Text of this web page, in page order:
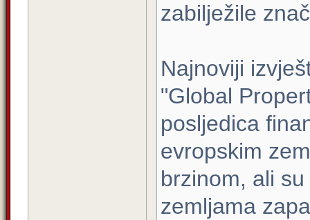
zabilježile
Najnoviji
"Global
posljedica
evropskim
brzinom, ali
zemljama